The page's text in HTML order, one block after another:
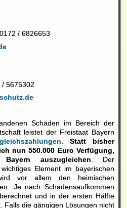
/ 6826653
/ 5675302
Schäden im Bereich der
leistet der Freistaat Bayern
.Statt bisher
nun 550.000 Euro Verfügung,
auszugleichen . Der
Element im bayerischen
vor allem den heimischen
Je nach Schadensaufkommen
und in der ersten Hälfte
Falls die gängigen Lösungen nicht